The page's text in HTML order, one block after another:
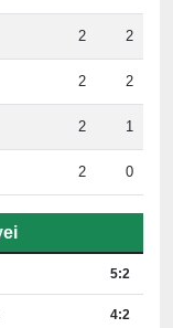
2 2
2 1
2 0
4:2
0:0